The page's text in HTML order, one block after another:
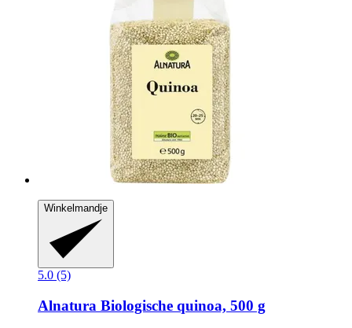
Winkelmandje
5.0 (5)
Alnatura Biologische quinoa, 500 g